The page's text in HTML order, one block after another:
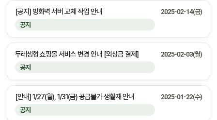
공지
[공지] 방화벽 서버 교체 작업 안내 2025-02-14(금)
공지
두레생협 쇼핑몰 서비스 변경 안내 [외상금 결제] 2025-02-03(월)
공지
[안내] 1/27(월), 1/31(금) 공급불가 생활재 안내 2025-01-22(수)